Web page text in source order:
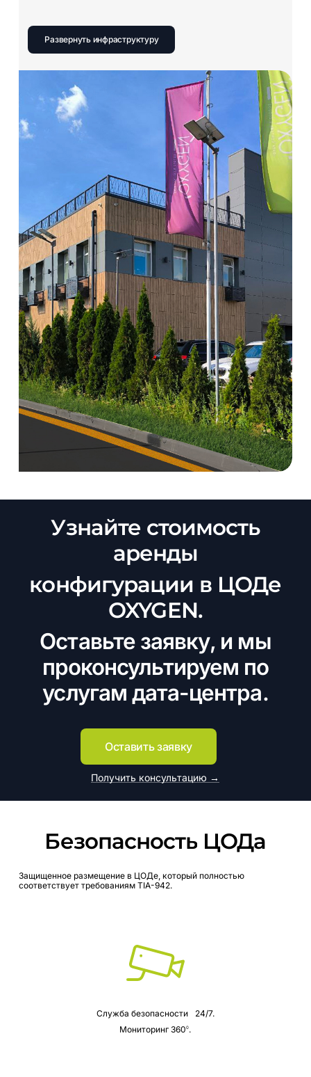
Развернуть инфраструктуру
Узнайте стоимость
аренды
конфигурации в ЦОДе
OXYGEN.
Оставьте заявку, и мы
проконсультируем по
услугам дата-центра.
Оставить заявку
Получить консультацию →
Безопасность ЦОДа
Защищенное размещение в ЦОДе, который полностью
соответствует требованиям TIA-942.
Служба безопасности 24/7.
Мониторинг 3600.